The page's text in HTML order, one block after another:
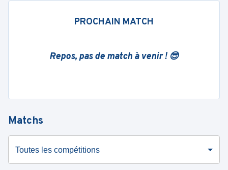
PROCHAIN MATCH
Repos, pas de match à venir ! 😎
Matchs
Toutes les compétitions